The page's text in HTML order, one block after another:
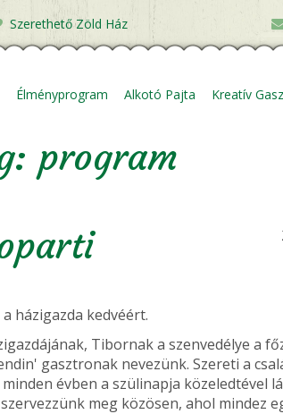
Szerethető Zöld Ház
Élményprogram Alkotó Pajta Kreatív
program
házigazda kedvéért.
Tibornak a szenvedélye a
gasztronak nevezünk. Szereti a
évben a szülinapja közeledtével
meg közösen, ahol mindez